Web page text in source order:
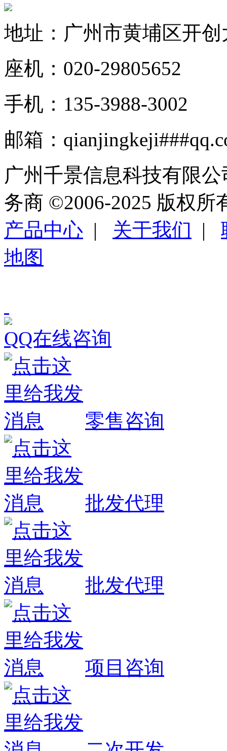
地址：广州市黄埔区开创
座机：020-29805652
手机：135-3988-3002
邮箱：
广州千景信息科技有限
务商 ©2006-2025 版权所
产品中心 | 关于我们 |
地图
QQ在线咨询
零售咨询
批发代理
批发代理
项目咨询